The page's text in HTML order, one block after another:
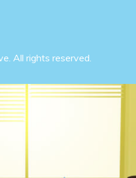
All rights reserved.